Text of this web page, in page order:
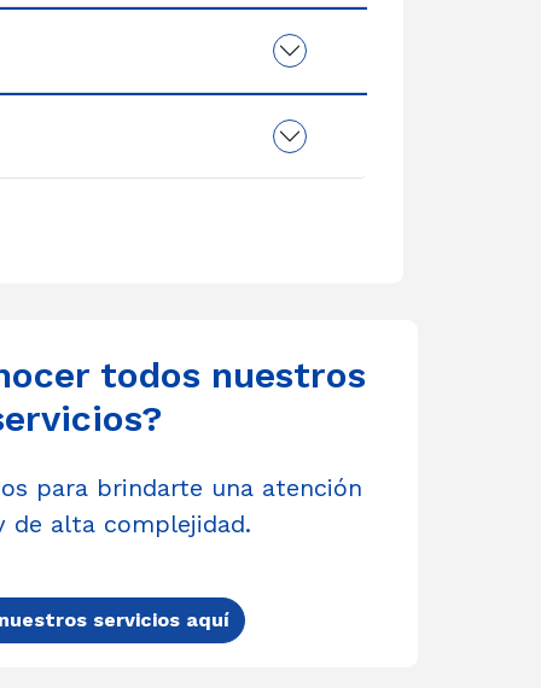
todos nuestros
para brindarte una atención
de alta complejidad.
servicios aquí